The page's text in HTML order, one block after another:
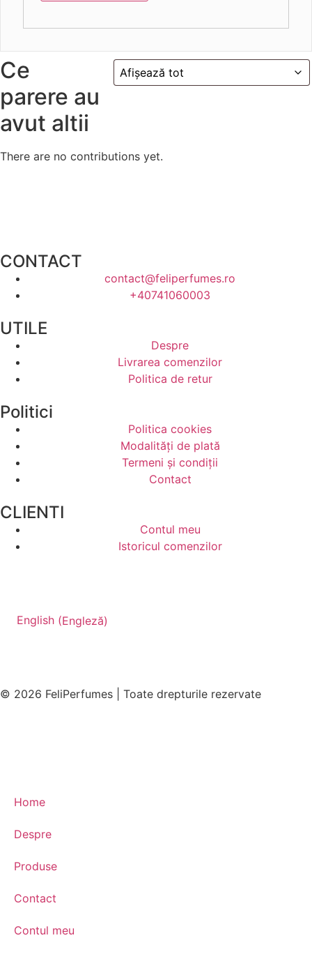
Ce
parere au
avut altii
There are no contributions yet.
CONTACT
contact@feliperfumes.ro
+40741060003
UTILE
Despre
Livrarea comenzilor
Politica de retur
Politici
Politica cookies
Modalități de plată
Termeni și condiții
Contact
CLIENTI
Contul meu
Istoricul comenzilor
English (Engleză)
© 2026 FeliPerfumes | Toate drepturile rezervate
Home
Despre
Produse
Contact
Contul meu